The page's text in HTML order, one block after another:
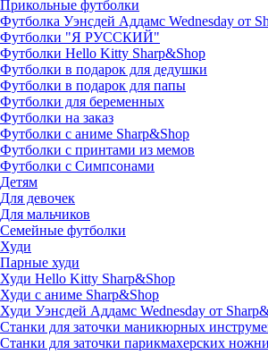
Прикольные футболки
Футболка Уэнсдей Аддамс Wednesday от
Футболки "Я РУССКИЙ"
Футболки Hello Kitty Sharp&Shop
Футболки в подарок для дедушки
Футболки в подарок для папы
Футболки для беременных
Футболки на заказ
Футболки с аниме Sharp&Shop
Футболки с принтами из мемов
Футболки с Симпсонами
Детям
Для девочек
Для мальчиков
Семейные футболки
Худи
Парные худи
Худи Hello Kitty Sharp&Shop
Худи с аниме Sharp&Shop
Худи Уэнсдей Аддамс Wednesday от
Станки для заточки маникюрных
Станки для заточки парикмахерских